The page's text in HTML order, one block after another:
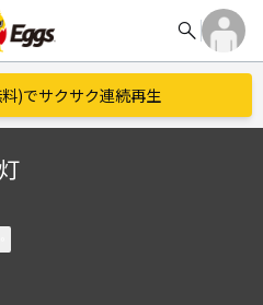
search
)でサクサク連続再生